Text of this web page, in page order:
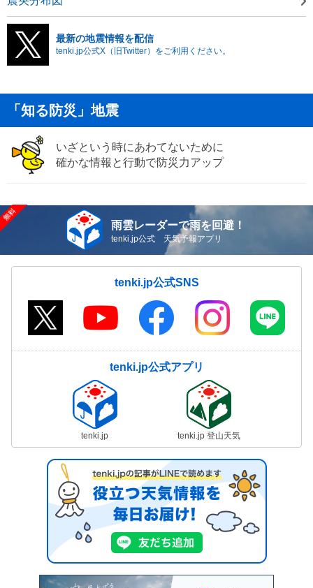
最新の地震情報を配信
tenki.jp公式X（旧Twitter）をご利用ください。
「知る防災」地震
いざという時にあわてないために
確かな情報と行動で防災力アップ
雨雲レーダーで雨を回避！
tenki.jp公式 天気予報アプリ
tenki.jp公式SNS
tenki.jp公式アプリ
tenki.jp tenki.jp 登山天気